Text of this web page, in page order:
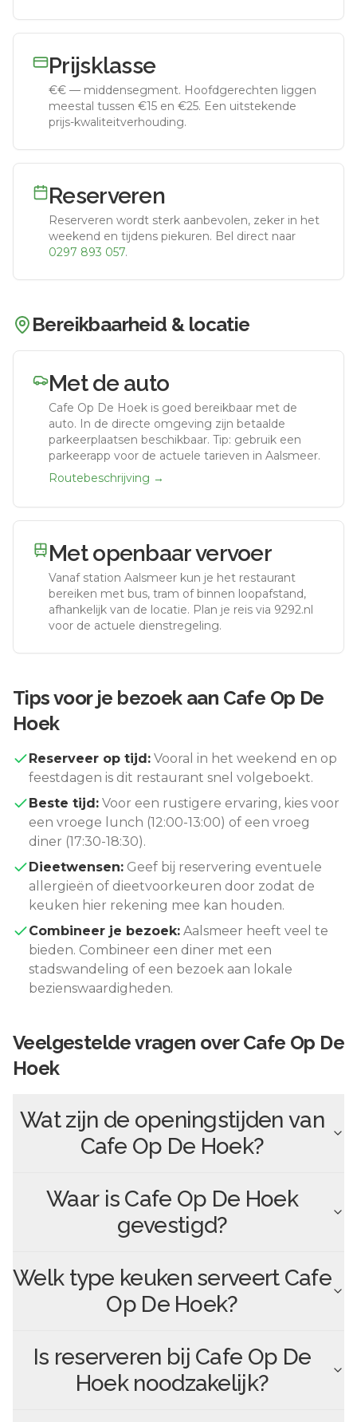
Prijsklasse
€€ — middensegment. Hoofdgerechten liggen
meestal tussen €15 en €25. Een uitstekende
prijs-kwaliteitverhouding.
Reserveren
Reserveren wordt sterk aanbevolen, zeker in het
weekend en tijdens piekuren. Bel direct naar
0297 893 057.
Bereikbaarheid & locatie
Met de auto
Cafe Op De Hoek is goed bereikbaar met de
auto. In de directe omgeving zijn betaalde
parkeerplaatsen beschikbaar. Tip: gebruik een
parkeerapp voor de actuele tarieven in Aalsmeer.
Routebeschrijving →
Met openbaar vervoer
Vanaf station Aalsmeer kun je het restaurant
bereiken met bus, tram of binnen loopafstand,
afhankelijk van de locatie. Plan je reis via 9292.nl
voor de actuele dienstregeling.
Tips voor je bezoek aan Cafe Op De
Hoek
Reserveer op tijd: Vooral in het weekend en op
feestdagen is dit restaurant snel volgeboekt.
Beste tijd: Voor een rustigere ervaring, kies voor
een vroege lunch (12:00-13:00) of een vroeg
diner (17:30-18:30).
Dieetwensen: Geef bij reservering eventuele
allergieën of dieetvoorkeuren door zodat de
keuken hier rekening mee kan houden.
Combineer je bezoek: Aalsmeer heeft veel te
bieden. Combineer een diner met een
stadswandeling of een bezoek aan lokale
bezienswaardigheden.
Veelgestelde vragen overCafe Op De
Hoek
Wat zijn de openingstijden van
Cafe Op De Hoek?
Waar is Cafe Op De Hoek
gevestigd?
Welk type keuken serveert Cafe
Op De Hoek?
Is reserveren bij Cafe Op De
Hoeknoodzakelijk?